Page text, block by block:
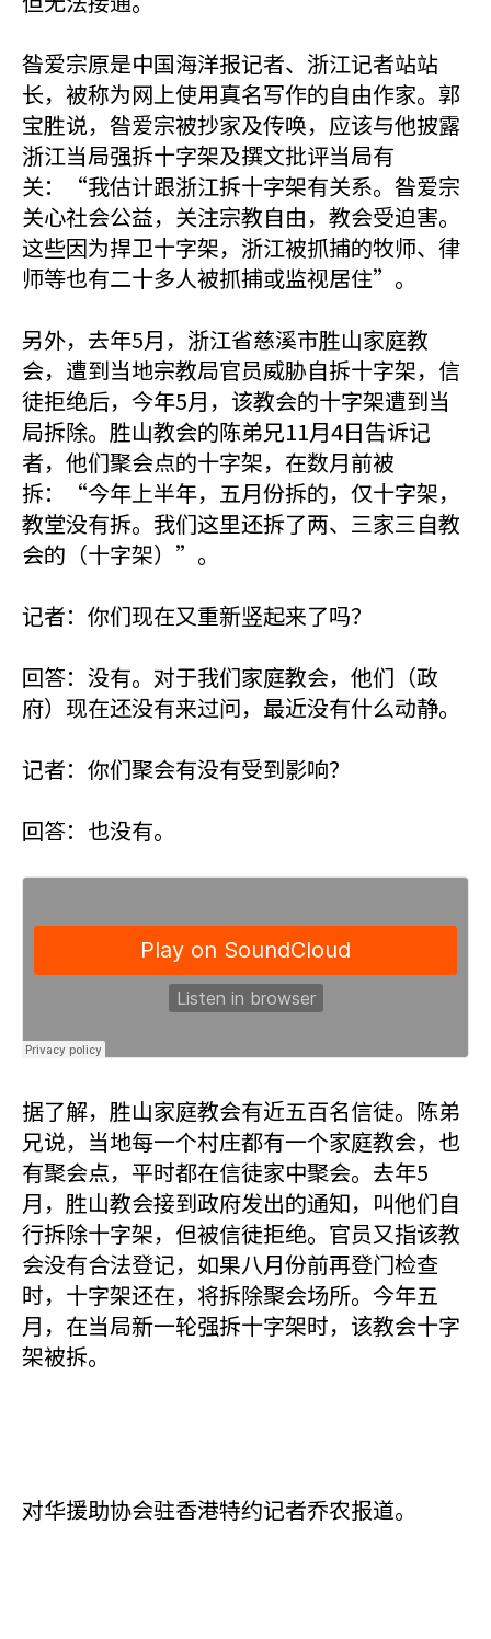
昝爱宗原是中国海洋报记者、浙江记者站站
长，被称为网上使用真名写作的自由作家。郭
宝胜说，昝爱宗被抄家及传唤，应该与他披露
浙江当局强拆十字架及撰文批评当局有
关：“我估计跟浙江拆十字架有关系。昝爱宗
关心社会公益，关注宗教自由，教会受迫害。
这些因为捍卫十字架，浙江被抓捕的牧师、律
师等也有二十多人被抓捕或监视居住”。
另外，去年5月，浙江省慈溪市胜山家庭教
会，遭到当地宗教局官员威胁自拆十字架，信
徒拒绝后，今年5月，该教会的十字架遭到当
局拆除。胜山教会的陈弟兄11月4日告诉记
者，他们聚会点的十字架，在数月前被
拆：“今年上半年，五月份拆的，仅十字架，
教堂没有拆。我们这里还拆了两、三家三自教
会的（十字架）”。
记者：你们现在又重新竖起来了吗？
回答：没有。对于我们家庭教会，他们（政
府）现在还没有来过问，最近没有什么动静。
记者：你们聚会有没有受到影响？
回答：也没有。
据了解，胜山家庭教会有近五百名信徒。陈弟
兄说，当地每一个村庄都有一个家庭教会，也
有聚会点，平时都在信徒家中聚会。去年5
月，胜山教会接到政府发出的通知，叫他们自
行拆除十字架，但被信徒拒绝。官员又指该教
会没有合法登记，如果八月份前再登门检查
时，十字架还在，将拆除聚会场所。今年五
月，在当局新一轮强拆十字架时，该教会十字
架被拆。
对华援助协会驻香港特约记者乔农报道。